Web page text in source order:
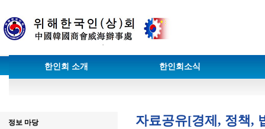
한인회 소개 한인회소식
정보 마당 자료공유[경제, 정책,